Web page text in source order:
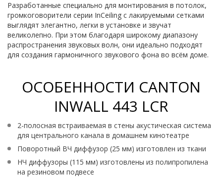
Разработанные специально для монтирования в потолок,
громкоговорители серии InCeiling с лакируемыми сетками
выглядят элегантно, легки в установке и звучат
великолепно. При этом благодаря широкому диапазону
распространения звуковых волн, они идеально подходят
для создания гармоничного звукового фона во всём доме.
ОСОБЕННОСТИ CANTON
INWALL 443 LCR
2-полосная встраиваемая в стены акустическая система
для центрального канала в домашнем кинотеатре
Поворотный ВЧ диффузор (25 мм) изготовлен из ткани
НЧ диффузоры (115 мм) изготовлены из полипропилена
на резиновом подвесе